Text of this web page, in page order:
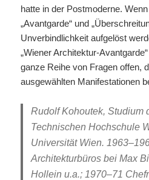
hatte in der Postmoderne.
„Avantgarde“ und
Unverbindlichkeit aufgelöst
„Wiener Architektur-
ganze Reihe von Fragen offen,
ausgewählten Manifestationen
Rudolf Kohoutek, Studium
Technischen Hochschule
Universität Wien.
Architekturbüros bei Max
Hollein u.a.; 1970–71